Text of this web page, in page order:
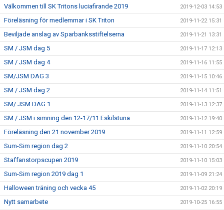
Välkommen till SK Tritons luciafirande 2019 2019-12-03 14:53
Föreläsning för medlemmar i SK Triton 2019-11-22 15:31
Beviljade anslag av Sparbanksstiftelserna 2019-11-21 13:31
SM / JSM dag 5 2019-11-17 12:13
SM / JSM dag 4 2019-11-16 11:55
SM/JSM DAG 3 2019-11-15 10:46
SM / JSM dag 2 2019-11-14 11:51
SM/ JSM DAG 1 2019-11-13 12:37
SM / JSM i simning den 12-17/11 Eskilstuna 2019-11-12 19:40
Föreläsning den 21 november 2019 2019-11-11 12:59
Sum-Sim region dag 2 2019-11-10 20:54
Staffanstorpscupen 2019 2019-11-10 15:03
Sum-Sim region 2019 dag 1 2019-11-09 21:24
Halloween träning och vecka 45 2019-11-02 20:19
Nytt samarbete 2019-10-25 16:55